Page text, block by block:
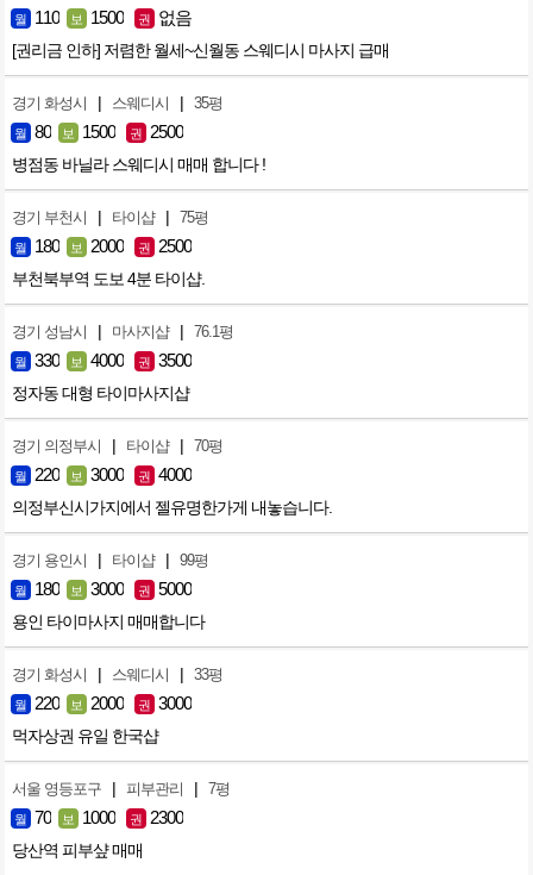
월 110 보 1500 권 없음
[권리금 인하] 저렴한 월세~신월동 스웨디시 마사지 급매
경기 화성시 | 스웨디시 | 35평
월 80 보 1500 권 2500
병점동 바닐라 스웨디시 매매 합니다 !
경기 부천시 | 타이샵 | 75평
월 180 보 2000 권 2500
부천북부역 도보 4분 타이샵.
경기 성남시 | 마사지샵 | 76.1평
월 330 보 4000 권 3500
정자동 대형 타이마사지샵
경기 의정부시 | 타이샵 | 70평
월 220 보 3000 권 4000
의정부신시가지에서 젤유명한가게 내놓습니다.
경기 용인시 | 타이샵 | 99평
월 180 보 3000 권 5000
용인 타이마사지 매매합니다
경기 화성시 | 스웨디시 | 33평
월 220 보 2000 권 3000
먹자상권 유일 한국샵
서울 영등포구 | 피부관리 | 7평
월 70 보 1000 권 2300
당산역 피부샾 매매